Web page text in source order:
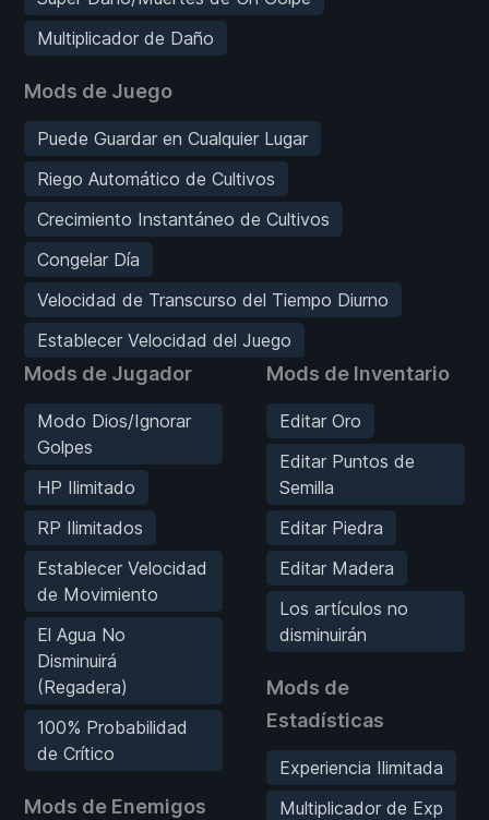
Multiplicador de Daño
Mods de Juego
Puede Guardar en Cualquier Lugar
Riego Automático de Cultivos
Crecimiento Instantáneo de Cultivos
Congelar Día
Velocidad de Transcurso del Tiempo Diurno
Establecer Velocidad del Juego
Mods de Jugador
Modo Dios/Ignorar
Golpes
HP Ilimitado
RP Ilimitados
Establecer Velocidad
de Movimiento
El Agua No
Disminuirá
(Regadera)
100% Probabilidad
de Crítico
Mods de Enemigos
Mods de Inventario
Editar Oro
Editar Puntos de
Semilla
Editar Piedra
Editar Madera
Los artículos no
disminuirán
Mods de
Estadísticas
Experiencia Ilimitada
Multiplicador de Exp